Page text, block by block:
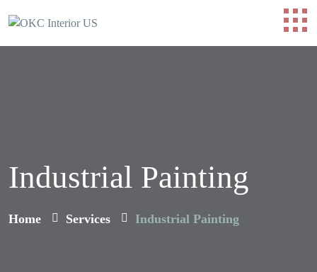
Industrial Painting
Home Services Industrial Painting